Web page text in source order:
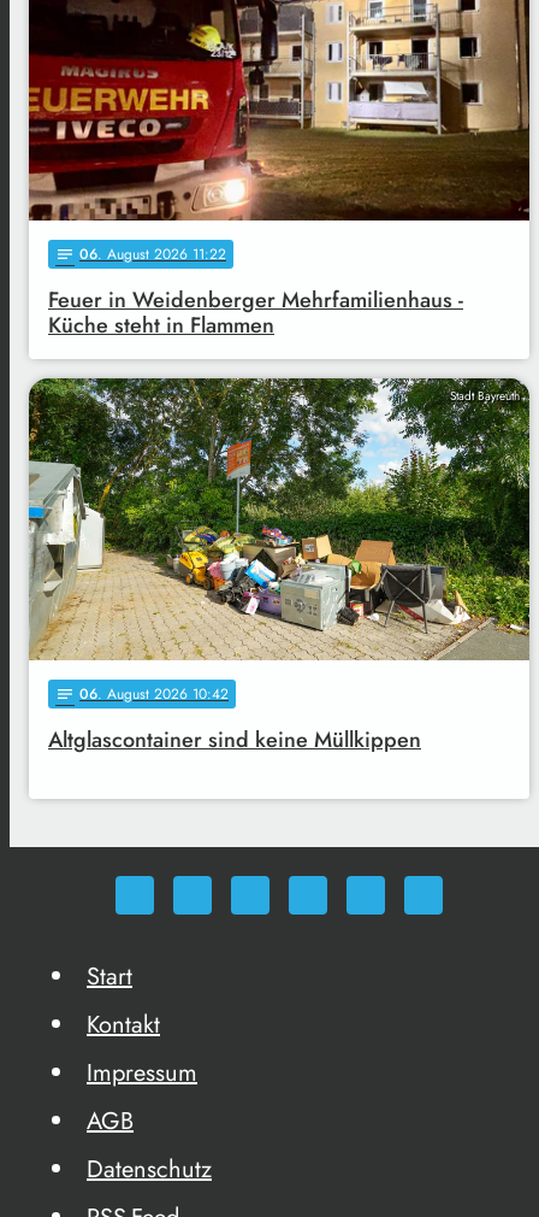
notes 06. August 2026 11:22
Feuer in Weidenberger Mehrfamilienhaus -
Küche steht in Flammen
Stadt Bayreuth
notes 06. August 2026 10:42
Altglascontainer sind keine Müllkippen
Start
Kontakt
Impressum
AGB
Datenschutz